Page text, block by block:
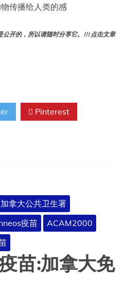
传播给人类的感
公开的，所以请随时分享它。!!! 点击文章
Pinterest
拿大公共卫生署
疫苗
ACAM2000
苗:加拿大免